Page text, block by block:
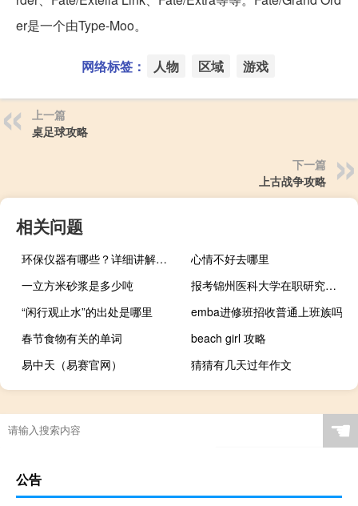
er是一个由Type-Moo。
网络标签： 人物 区域 游戏
上一篇
桌足球攻略
下一篇
上古战争攻略
相关问题
环保仪器有哪些？详细讲解各类环保仪器的使用方法
心情不好去哪里
一立方米砂浆是多少吨
报考锦州医科大学在职研究生可以调剂吗
“闲行观止水”的出处是哪里
emba进修班招收普通上班族吗
春节食物有关的单词
beach girl 攻略
易中天（易赛官网）
猜猜有几天过年作文
大学生职业生涯规划的意义有哪些
☚
公告